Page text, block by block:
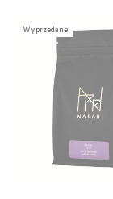
Wyprzedane